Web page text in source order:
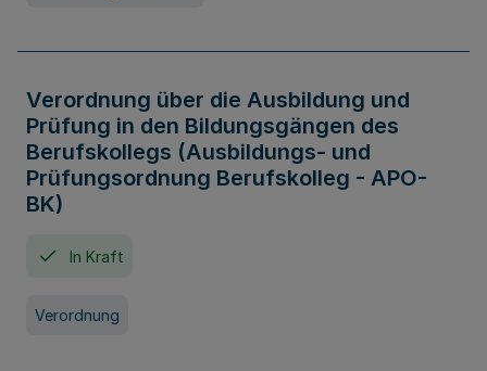
Verordnung über die Ausbildung und
Prüfung in den Bildungsgängen des
Berufskollegs (Ausbildungs- und
Prüfungsordnung Berufskolleg - APO-
BK)
In Kraft
Verordnung